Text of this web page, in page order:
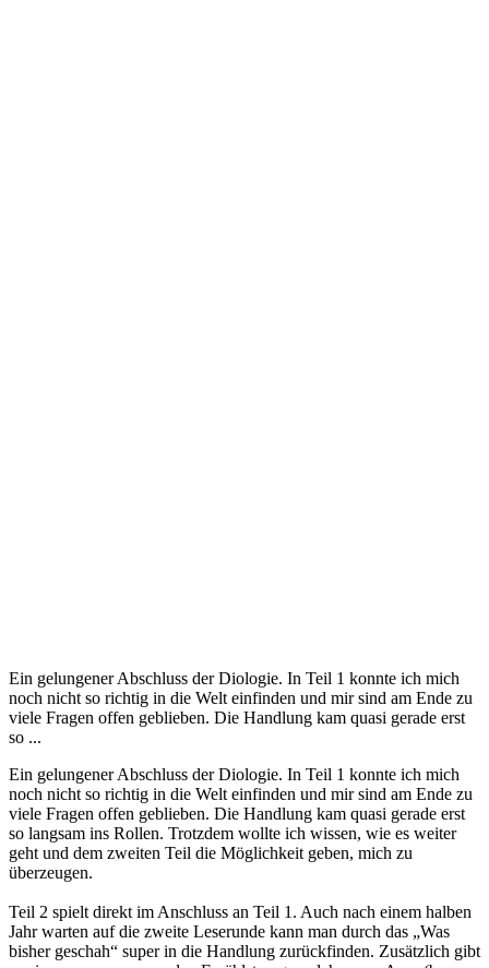
Ein gelungener Abschluss der Diologie. In Teil 1 konnte ich mich
noch nicht so richtig in die Welt einfinden und mir sind am Ende zu
viele Fragen offen geblieben. Die Handlung kam quasi gerade erst
so ...
Ein gelungener Abschluss der Diologie. In Teil 1 konnte ich mich
noch nicht so richtig in die Welt einfinden und mir sind am Ende zu
viele Fragen offen geblieben. Die Handlung kam quasi gerade erst
so langsam ins Rollen. Trotzdem wollte ich wissen, wie es weiter
geht und dem zweiten Teil die Möglichkeit geben, mich zu
überzeugen.
Teil 2 spielt direkt im Anschluss an Teil 1. Auch nach einem halben
Jahr warten auf die zweite Leserunde kann man durch das „Was
bisher geschah“ super in die Handlung zurückfinden. Zusätzlich gibt